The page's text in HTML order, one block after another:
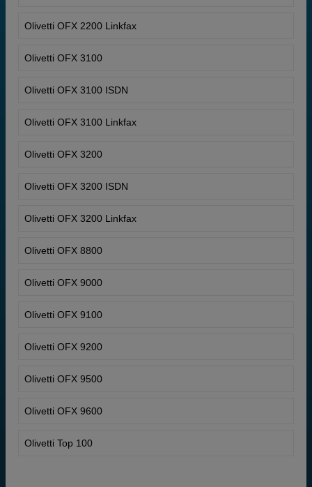
Olivetti OFX 2200 Linkfax
Olivetti OFX 3100
Olivetti OFX 3100 ISDN
Olivetti OFX 3100 Linkfax
Olivetti OFX 3200
Olivetti OFX 3200 ISDN
Olivetti OFX 3200 Linkfax
Olivetti OFX 8800
Olivetti OFX 9000
Olivetti OFX 9100
Olivetti OFX 9200
Olivetti OFX 9500
Olivetti OFX 9600
Olivetti Top 100